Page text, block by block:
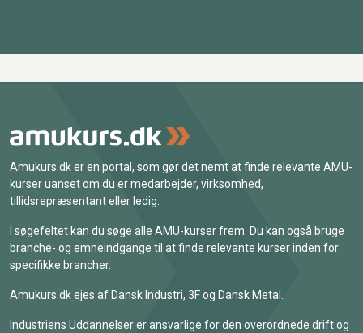
Amukurs.dk er en portal, som gør det nemt at finde relevante AMU-
kurser uanset om du er medarbejder, virksomhed,
tillidsrepræsentant eller ledig.
I søgefeltet kan du søge alle AMU-kurser frem. Du kan også bruge
branche- og emneindgange til at finde relevante kurser inden for
specifikke brancher.
Amukurs.dk ejes af Dansk Industri, 3F og Dansk Metal.
Industriens Uddannelser er ansvarlige for den overordnede drift og